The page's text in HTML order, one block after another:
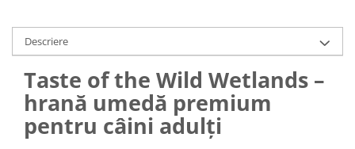
Piese de schimb
Pasari
Batoane
Colivii pentru pasari
Hrana pasari
Rozatoare
Descriere
Taste of the Wild Wetlands –
hrană umedă premium
pentru câini adulți